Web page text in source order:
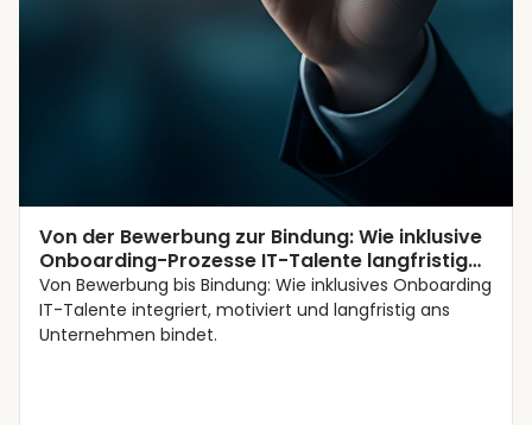
Von der Bewerbung zur Bindung: Wie inklusive
Onboarding-Prozesse IT-Talente langfristig
halten
Von Bewerbung bis Bindung: Wie inklusives Onboarding
IT-Talente integriert, motiviert und langfristig ans
Unternehmen bindet.